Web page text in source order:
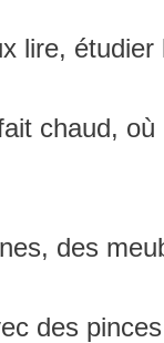
lire,
chaud,
des
des